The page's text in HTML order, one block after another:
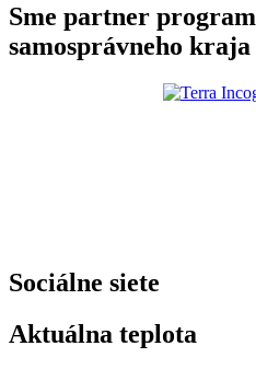
Sme partner
samosprávneho
Sociálne siete
Aktuálna teplota